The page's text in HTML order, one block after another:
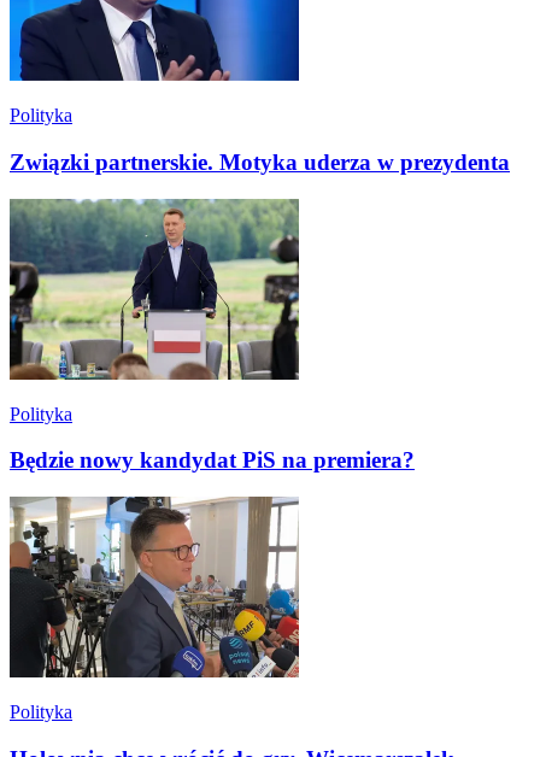
Polityka
Związki partnerskie. Motyka uderza w prezydenta
Polityka
Będzie nowy kandydat PiS na premiera?
Polityka